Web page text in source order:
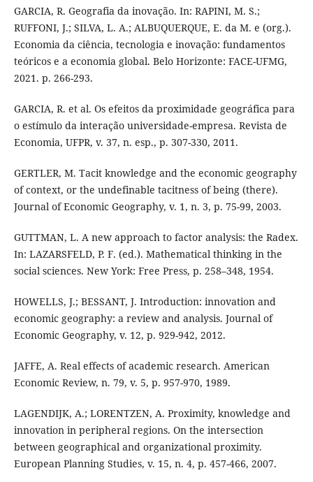
GARCIA, R. Geografia da inovação. In: RAPINI, M. S.;
RUFFONI, J.; SILVA, L. A.; ALBUQUERQUE, E. da M. e (org.).
Economia da ciência, tecnologia e inovação: fundamentos
teóricos e a economia global. Belo Horizonte: FACE-UFMG,
2021. p. 266-293.
GARCIA, R. et al. Os efeitos da proximidade geográfica para
o estímulo da interação universidade-empresa. Revista de
Economia, UFPR, v. 37, n. esp., p. 307-330, 2011.
GERTLER, M. Tacit knowledge and the economic geography
of context, or the undefinable tacitness of being (there).
Journal of Economic Geography, v. 1, n. 3, p. 75-99, 2003.
GUTTMAN, L. A new approach to factor analysis: the Radex.
In: LAZARSFELD, P. F. (ed.). Mathematical thinking in the
social sciences. New York: Free Press, p. 258–348, 1954.
HOWELLS, J.; BESSANT, J. Introduction: innovation and
economic geography: a review and analysis. Journal of
Economic Geography, v. 12, p. 929-942, 2012.
JAFFE, A. Real effects of academic research. American
Economic Review, n. 79, v. 5, p. 957-970, 1989.
LAGENDIJK, A.; LORENTZEN, A. Proximity, knowledge and
innovation in peripheral regions. On the intersection
between geographical and organizational proximity.
European Planning Studies, v. 15, n. 4, p. 457-466, 2007.